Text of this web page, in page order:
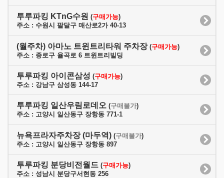
투루파킹 KTnG수원 (구매가능)
주소 : 수원시 팔달구 매산로2가 40-13
(월주차) 아마노 트윈트리타워 주차장 (구매가능)
주소 : 종로구 율곡로 6 트윈트리빌딩
투루파킹 아이콘삼성 (구매가능)
주소 : 강남구 삼성동 144-17
투루파킹 일산우림로데오 (구매불가)
주소 : 고양시 일산동구 장항동 771-1
뉴욕프라자주차장 (마두역) (구매불가)
주소 : 고양시 일산동구 장항동 897
투루파킹 분당비전월드 (구매가능)
주소 : 성남시 분당구서현동 256